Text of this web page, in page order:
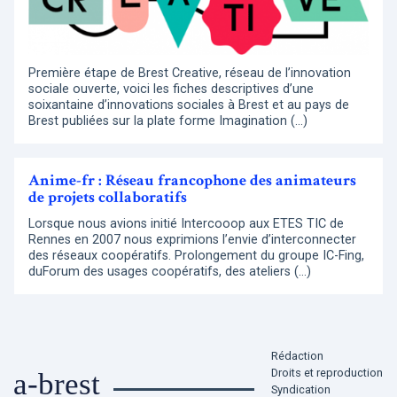
Première étape de Brest Creative, réseau de l’innovation
sociale ouverte, voici les fiches descriptives d’une
soixantaine d’innovations sociales à Brest et au pays de
Brest publiées sur la plate forme Imagination (…)
Anime-fr : Réseau francophone des animateurs
de projets collaboratifs
Lorsque nous avions initié Intercooop aux ETES TIC de
Rennes en 2007 nous exprimions l’envie d’interconnecter
des réseaux coopératifs. Prolongement du groupe IC-Fing,
duForum des usages coopératifs, des ateliers (…)
a-brest
Rédaction
Droits et reproduction
Syndication